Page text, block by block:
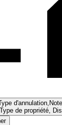
Type de propriété,